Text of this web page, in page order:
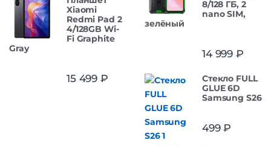
Xiaomi
Redmi Pad 2
4/128GB Wi-
Fi Graphite
Gray
15 499 ₽
8/128 ГБ, 2
nano SIM,
зелёный
14 999 ₽
Стекло FULL
GLUE 6D
Samsung S26
499₽